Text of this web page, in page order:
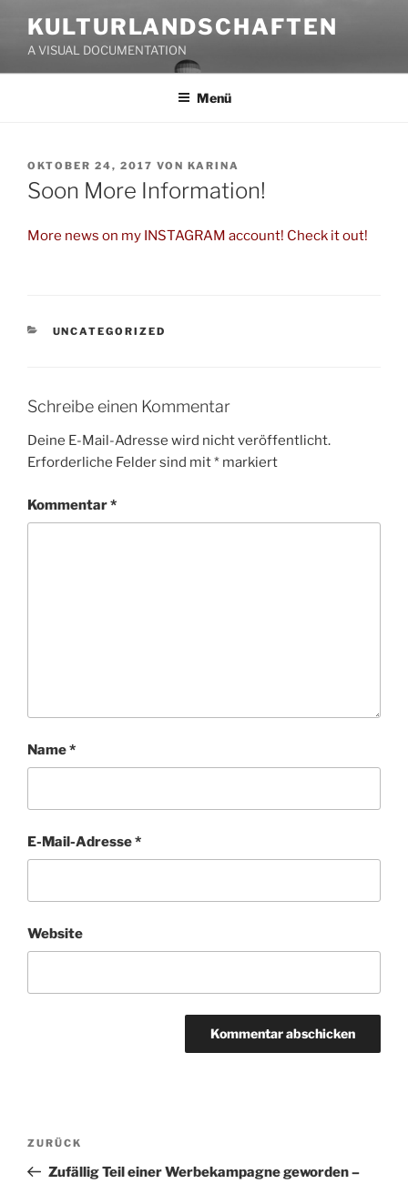
Inhalt
springen
KULTURLANDSCHAFTEN
A VISUAL DOCUMENTATION
Menü
VERÖFFENTLICHT
AM
OKTOBER 24, 2017 VON KARINA
Soon More Information!
More news on my INSTAGRAM account! Check it out!
KATEGORIEN
UNCATEGORIZED
Schreibe einen Kommentar
Deine E-Mail-Adresse wird nicht veröffentlicht.
Erforderliche Felder sind mit* markiert
Kommentar*
Name*
E-Mail-Adresse*
Website
Beitragsnavigation
Vorheriger
Beitrag
ZURÜCK
Zufällig Teil einer Werbekampagne geworden –